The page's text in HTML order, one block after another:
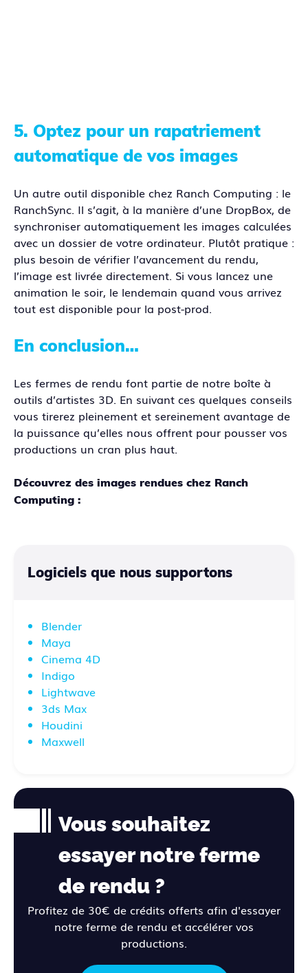
5. Optez pour un rapatriement
automatique de vos images
Un autre outil disponible chez Ranch Computing : le
RanchSync. Il s’agit, à la manière d’une DropBox, de
synchroniser automatiquement les images calculées
avec un dossier de votre ordinateur. Plutôt pratique :
plus besoin de vérifier l’avancement du rendu,
l’image est livrée directement. Si vous lancez une
animation le soir, le lendemain quand vous arrivez
tout est disponible pour la post-prod.
En conclusion…
Les fermes de rendu font partie de notre boîte à
outils d’artistes 3D. En suivant ces quelques conseils
vous tirerez pleinement et sereinement avantage de
la puissance qu’elles nous offrent pour pousser vos
productions un cran plus haut.
Découvrez des images rendues chez Ranch
Computing :
Logiciels que nous supportons
Blender
Maya
Cinema 4D
Indigo
Lightwave
3ds Max
Houdini
Maxwell
Vous souhaitez
essayer notre ferme
de rendu ?
Profitez de 30€ de crédits offerts afin d'essayer
notre ferme de rendu et accélérer vos
productions.